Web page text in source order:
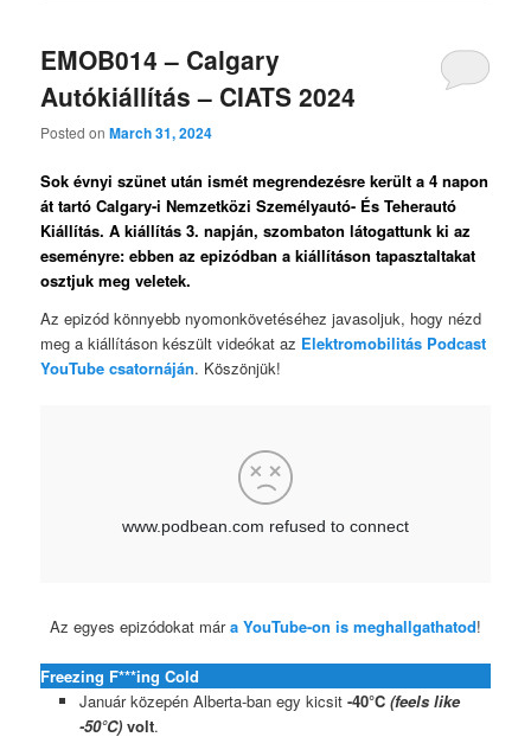
EMOB014 – Calgary
Autókiállítás – CIATS 2024
Posted onMarch 31, 2024
Sok évnyi szünet után ismét megrendezésre került a 4 napon
át tartó Calgary-i Nemzetközi Személyautó- És Teherautó
Kiállítás. A kiállítás 3. napján, szombaton látogattunk ki az
eseményre: ebben az epizódban a kiállításon tapasztaltakat
osztjuk meg veletek.
Az epizód könnyebb nyomonkövetéséhez javasoljuk, hogy nézd
meg a kiállításon készült videókat az Elektromobilitás Podcast
YouTube csatornáján. Köszönjük!
Az egyes epizódokat mára YouTube-on is meghallgathatod!
Freezing F***ing Cold
Január közepén Alberta-ban egy kicsit -40°C (feels like
-50°C)volt.